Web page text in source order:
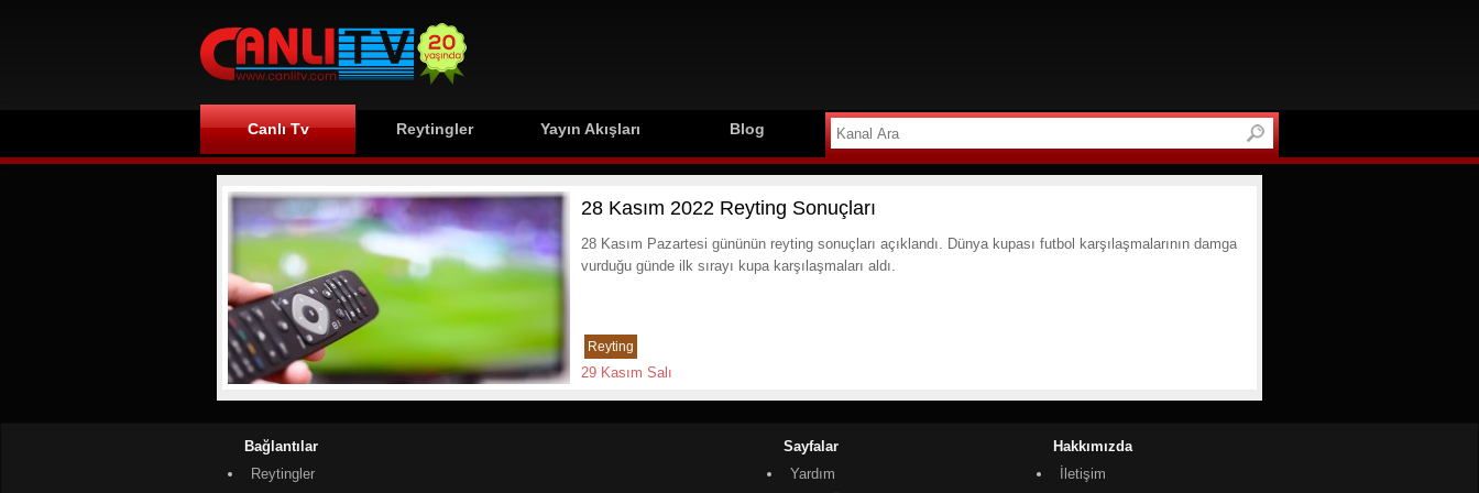
Canlı Tv Reytingler Yayın Akışları Blog
28 Kasım 2022 Reyting Sonuçları
28 Kasım Pazartesi gününün reyting sonuçları açıklandı. Dünya kupası futbol karşılaşmalarının damga
vurduğu günde ilk sırayı kupa karşılaşmaları aldı.
Reyting
29 Kasım Salı
Bağlantılar
Reytingler
Sayfalar
Yardım
Hakkımızda
İletişim